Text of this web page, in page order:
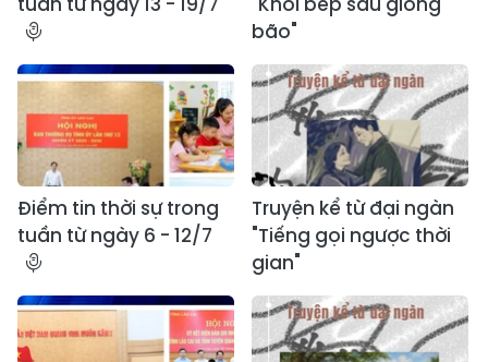
bão"
Điểm tin thời sự trong
tuần từ ngày 6 - 12/7
Truyện kể từ đại ngàn
"Tiếng gọi ngược thời
gian"